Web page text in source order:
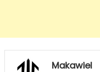
Makawiel